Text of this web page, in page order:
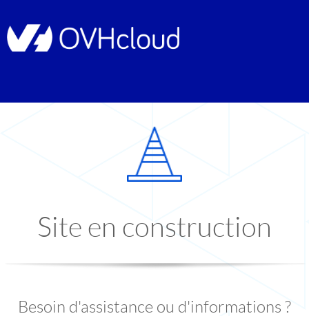
Site en construction
Besoin d'assistance ou d'informations ?